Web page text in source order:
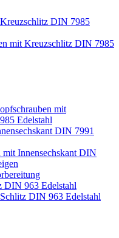
DIN 7985
mit Kreuzschlitz DIN 7985
mit
Edelstahl
DIN 7991
mit Innensechskant DIN
DIN 963 Edelstahl
DIN 963 Edelstahl